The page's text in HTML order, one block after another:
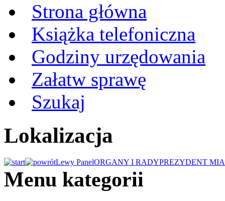
Strona główna
Książka telefoniczna
Godziny urzędowania
Załatw sprawę
Szukaj
Lokalizacja
Lewy PanelORGANY I RADYPREZYDENT
Menu kategorii